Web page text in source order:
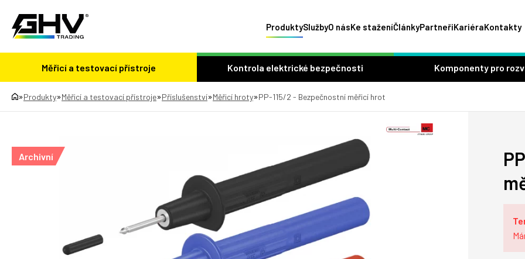
ProduktySlužbyO násKe staženíČlánkyPartneřiKariéraKontakty
Měřicí a testovací přístroje Kontrola elektrické bezpečnosti Komponenty pro
»Produkty»Měřicí a testovací přístroje»Příslušenství»Měřicí hroty»PP-115/2 - Bezpečnostní měřicí hrot
Archivní